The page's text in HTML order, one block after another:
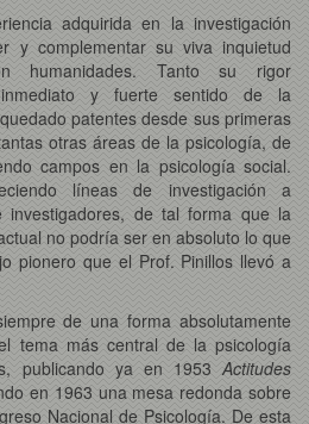
adquirida en la investigación
y complementar su viva inquietud
humanidades. Tanto su rigor
y fuerte sentido de la
patentes desde sus primeras
otras áreas de la psicología, de
campos en la psicología social.
líneas de investigación a
investigadores, de tal forma que la
no podría ser en absoluto lo que
pionero que el Prof. Pinillos llevó a
de una forma absolutamente
tema más central de la psicología
publicando ya en 1953 Actitudes
en 1963 una mesa redonda sobre
Nacional de Psicología. De esta